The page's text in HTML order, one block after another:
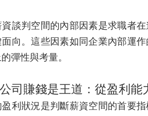
談判空間的內部因素是求職者
面向。這些因素如同企業內部運
彈性與考量。
司賺錢是王道：從盈利能
利狀況是判斷薪資空間的首要